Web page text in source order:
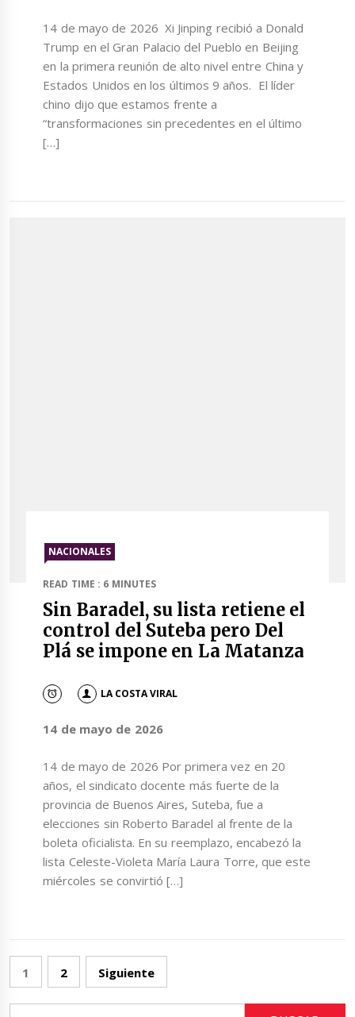
14 de mayo de 2026 Xi Jinping recibió a Donald
Trump en el Gran Palacio del Pueblo en Beijing
en la primera reunión de alto nivel entre China y
Estados Unidos en los últimos 9 años. El líder
chino dijo que estamos frente a
“transformaciones sin precedentes en el último
[…]
NACIONALES
READ TIME : 6 MINUTES
Sin Baradel, su lista retiene el
control del Suteba pero Del
Plá se impone en La Matanza
LA COSTA VIRAL
14 de mayo de 2026
14 de mayo de 2026 Por primera vez en 20
años, el sindicato docente más fuerte de la
provincia de Buenos Aires, Suteba, fue a
elecciones sin Roberto Baradel al frente de la
boleta oficialista. En su reemplazo, encabezó la
lista Celeste-Violeta María Laura Torre, que este
miércoles se convirtió […]
Paginación
de
entradas
1 2 Siguiente